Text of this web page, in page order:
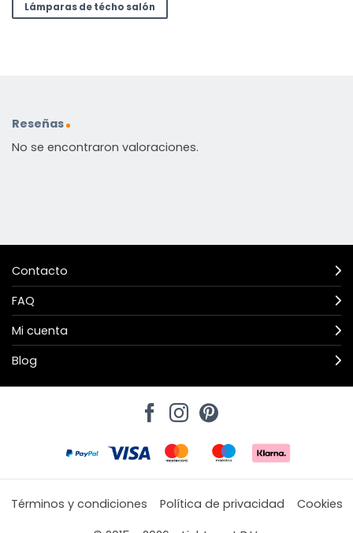
Lámparas de técho salón
Reseñas
No se encontraron valoraciones.
Contacto
FAQ
Mi cuenta
Blog
Términos y condiciones Política de privacidad
Cookies